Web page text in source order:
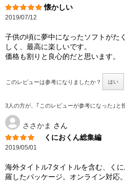
懐かしい
2019/07/12
子供の頃に夢中になったソフトがた
しく、最高に楽しいです。
価格も割りと良心的だと思います。
このレビューは参考になりましたか？ はい
3人の方が、｢このレビューが参考になった｣と
ささかま さん
くにおくん総集編
2019/05/01
海外タイトル7タイトルを含む、く
羅したパッケージ。オンライン対応。